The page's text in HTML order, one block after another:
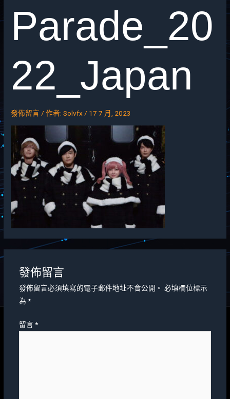
Parade_20
22_Japan
發佈留言 / 作者:Solvfx / 17 7 月, 2023
發佈留言
發佈留言必須填寫的電子郵件地址不會公開。 必填欄位標示
為 *
留言 *